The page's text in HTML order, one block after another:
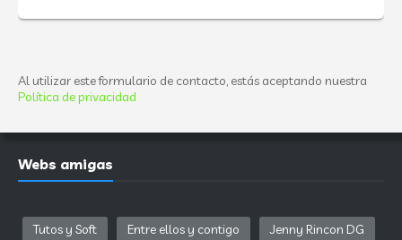
Al utilizar este formulario de contacto, estás aceptando nuestra
Política de privacidad
Webs amigas
Tutos y Soft Entre ellos y contigo Jenny Rincon DG